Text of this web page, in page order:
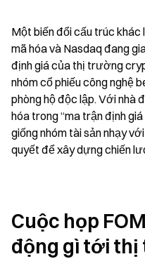
Một biến đổi cấu trúc
mã hóa và Nasdaq đang
định giá của thị trường
nhóm cổ phiếu công nghệ
phòng hộ độc lập. Với nhà
hóa trong “ma trận định
giống nhóm tài sản nhạy
quyết để xây dựng chiến
Cuộc họp
động gì tới